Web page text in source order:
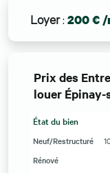
Loyer: 200 € /
Prix des
louer Épinay-
État du bien
Neuf/Restructuré
Rénové